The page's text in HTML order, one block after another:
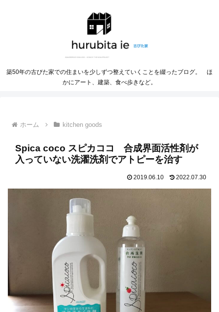
築50年の古びた家での住まいを少しずつ整えていくことを綴ったブログ。 ほ
かにアート、建築、食べ歩きなど。
ホーム kitchen goods
Spica coco スピカココ 合成界面活性剤が
入っていない洗濯洗剤でアトピーを治す
2019.06.10 2022.07.30